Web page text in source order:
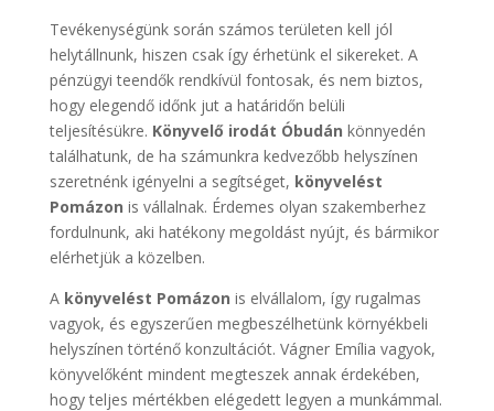
Tevékenységünk során számos területen kell jól
helytállnunk, hiszen csak így érhetünk el sikereket. A
pénzügyi teendők rendkívül fontosak, és nem biztos,
hogy elegendő időnk jut a határidőn belüli
teljesítésükre. Könyvelő irodát Óbudán könnyedén
találhatunk, de ha számunkra kedvezőbb helyszínen
szeretnénk igényelni a segítséget, könyvelést
Pomázon is vállalnak. Érdemes olyan szakemberhez
fordulnunk, aki hatékony megoldást nyújt, és bármikor
elérhetjük a közelben.
A könyvelést Pomázon is elvállalom, így rugalmas
vagyok, és egyszerűen megbeszélhetünk környékbeli
helyszínen történő konzultációt. Vágner Emília vagyok,
könyvelőként mindent megteszek annak érdekében,
hogy teljes mértékben elégedett legyen a munkámmal.